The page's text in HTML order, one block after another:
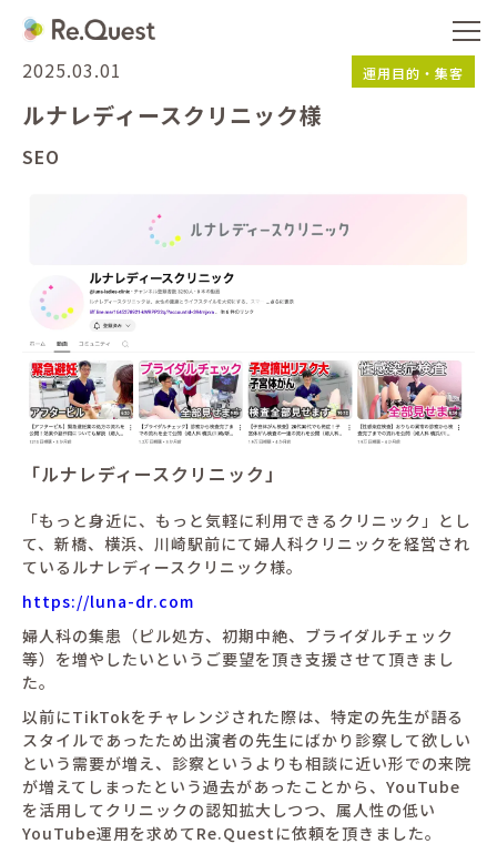
2025.03.01 運用目的・集客
ルナレディースクリニック様
SEO
「ルナレディースクリニック」
「もっと身近に、もっと気軽に利用できるクリニック」とし
て、新橋、横浜、川崎駅前にて婦人科クリニックを経営され
ているルナレディースクリニック様。
https://luna-dr.com
婦人科の集患（ピル処方、初期中絶、ブライダルチェック
等）を増やしたいというご要望を頂き支援させて頂きまし
た。
以前にTikTokをチャレンジされた際は、特定の先生が語る
スタイルであったため出演者の先生にばかり診察して欲しい
という需要が増え、診察というよりも相談に近い形での来院
が増えてしまったという過去があったことから、YouTube
を活用してクリニックの認知拡大しつつ、属人性の低い
YouTube運用を求めてRe.Questに依頼を頂きました。